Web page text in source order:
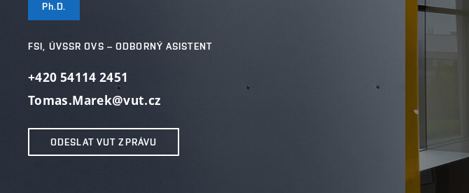
Ph.D.
FSI, ÚVSSR OVS – ODBORNÝ ASISTENT
+420 54114 2451
Tomas.Marek@vut.cz
ODESLAT VUT ZPRÁVU